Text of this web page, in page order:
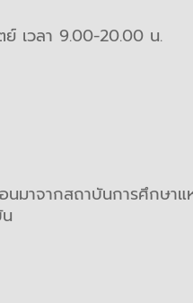
ย์ เวลา 9.00-20.00 น.
มาจากสถาบันการศึกษา